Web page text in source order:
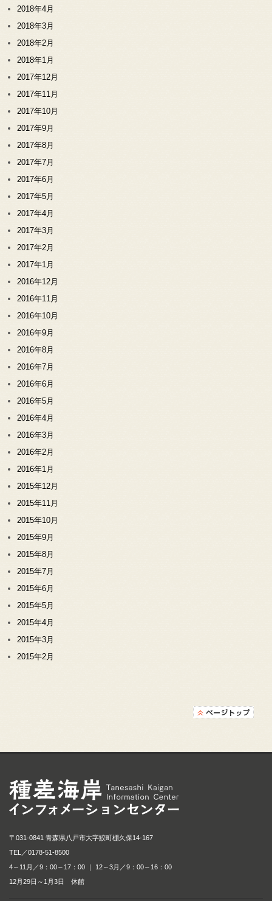
2018年4月
2018年3月
2018年2月
2018年1月
2017年12月
2017年11月
2017年10月
2017年9月
2017年8月
2017年7月
2017年6月
2017年5月
2017年4月
2017年3月
2017年2月
2017年1月
2016年12月
2016年11月
2016年10月
2016年9月
2016年8月
2016年7月
2016年6月
2016年5月
2016年4月
2016年3月
2016年2月
2016年1月
2015年12月
2015年11月
2015年10月
2015年9月
2015年8月
2015年7月
2015年6月
2015年5月
2015年4月
2015年3月
2015年2月
〒031-0841 青森県八戸市大字鮫町棚久保14-167
TEL／0178-51-8500
4～11月／9：00～17：00 ｜ 12～3月／9：00～16：00
12月29日～1月3日 休館